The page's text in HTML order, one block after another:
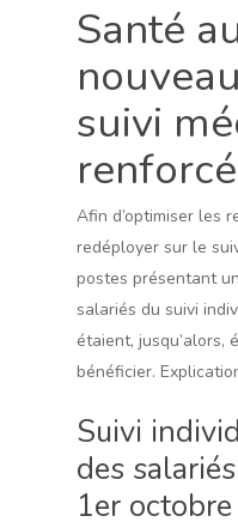
Santé
suivi
renforcé
Afin d’optimiser les
redéployer sur le
postes présentant
salariés du suivi
étaient, jusqu’alors,
bénéficier.
Suivi
des
1er